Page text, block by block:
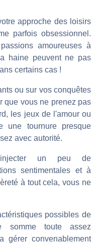
approche des loisirs
parfois obsessionnel.
amoureuses à
haine peuvent ne pas
certains cas !
ou sur vos conquêtes
que vous ne prenez pas
les jeux de l'amour ou
une tournure presque
avec autorité.
un peu de
sentimentales et à
à tout cela, vous ne
possibles de
somme toute assez
gérer convenablement